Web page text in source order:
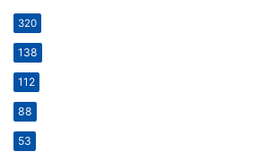
320
138
112
88
53